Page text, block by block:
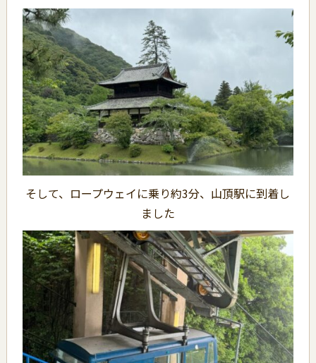
そして、ロープウェイに乗り約3分、山頂駅に到着し
ました